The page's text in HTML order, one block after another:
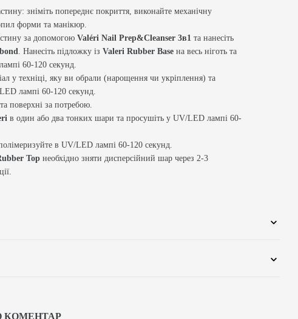
зніміть попереднє покриття, виконайте механічну
форми та манікюр.
за допомогою Valéri Nail Prep&Cleanser 3в1 та нанесіть
. Нанесіть підложку із Valeri Rubber Base на весь ніготь та
60-120 секунд.
у техніці, яку ви обрали (нарощення чи укріплення) та
лампі 60-120 секунд.
поверхні за потребою.
в один або два тонких шари та просушіть у UV/LED лампі 60-
в UV/LED лампі 60-120 секунд.
Top необхідно зняти дисперсійний шар через 2-3
КОМЕНТАР